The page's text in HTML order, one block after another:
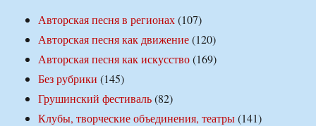
Авторская песня в регионах(107)
Авторская песня как движение(120)
Авторская песня как искусство(169)
Без рубрики (145)
Грушинский фестиваль(82)
Клубы, творческие объединения, театры(141)